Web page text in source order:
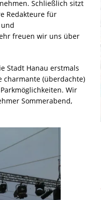
Schließlich sitzt
Redakteure für
freuen wir uns über
Stadt Hanau erstmals
charmante (überdachte)
Wir
Sommerabend,